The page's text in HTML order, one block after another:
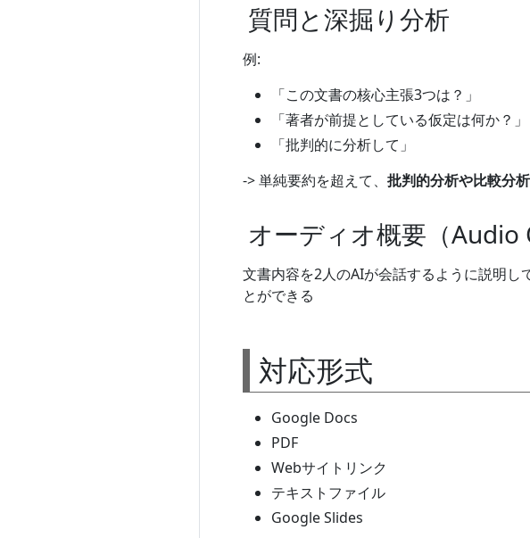
質問と深掘り分析
例:
「この文書の核心主張3つは？」
「著者が前提としている仮定は何か？」
「批判的に分析して」
-> 単純要約を超えて、 批判的分析や比較分
オーディオ概要（Audio
文書内容を2人のAIが会話するように説明し
とができる
対応形式
Google Docs
PDF
Webサイトリンク
テキストファイル
Google Slides